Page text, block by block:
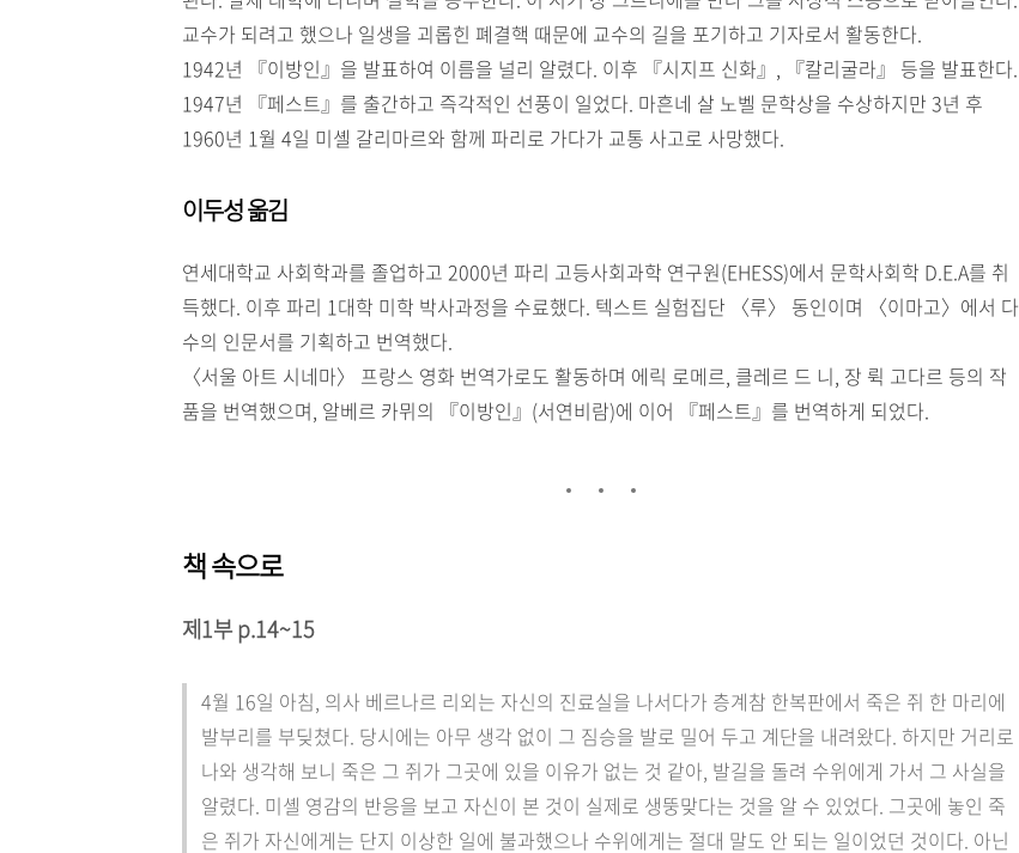
교수가 되려고 했으나 일생을 괴롭힌 폐결핵 때문에 교수의 길을 포기하고 기자로서 활동한다.
1942년 『이방인』을 발표하여 이름을 널리 알렸다. 이후 『시지프 신화』, 『칼리굴라』 등을 발표한다.
1947년 『페스트』를 출간하고 즉각적인 선풍이 일었다. 마흔네 살 노벨 문학상을 수상하지만 3년 후
1960년 1월 4일 미셸 갈리마르와 함께 파리로 가다가 교통 사고로 사망했다.
이두성 옮김
연세대학교 사회학과를 졸업하고 2000년 파리 고등사회과학 연구원(EHESS)에서 문학사회학 D.E.A를 취
득했다. 이후 파리 1대학 미학 박사과정을 수료했다. 텍스트 실험집단 〈루〉 동인이며 〈이마고〉에서 다
수의 인문서를 기획하고 번역했다.
〈서울 아트 시네마〉 프랑스 영화 번역가로도 활동하며 에릭 로메르, 클레르 드 니, 장 뤽 고다르 등의 작
품을 번역했으며, 알베르 카뮈의 『이방인』(서연비람)에 이어 『페스트』를 번역하게 되었다.
책 속으로
제1부 p.14~15
4월 16일 아침, 의사 베르나르 리외는 자신의 진료실을 나서다가 층계참 한복판에서 죽은 쥐 한 마리에
발부리를 부딪쳤다. 당시에는 아무 생각 없이 그 짐승을 발로 밀어 두고 계단을 내려왔다. 하지만 거리로
나와 생각해 보니 죽은 그 쥐가 그곳에 있을 이유가 없는 것 같아, 발길을 돌려 수위에게 가서 그 사실을
알렸다. 미셸 영감의 반응을 보고 자신이 본 것이 실제로 생뚱맞다는 것을 알 수 있었다. 그곳에 놓인 죽
은 쥐가 자신에게는 단지 이상한 일에 불과했으나 수위에게는 절대 말도 안 되는 일이었던 것이다. 아닌